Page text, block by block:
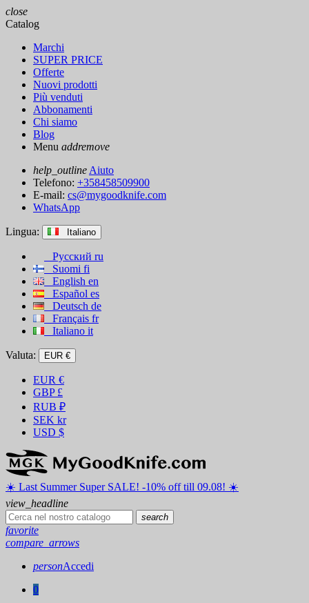
close
Catalog
Marchi
SUPER PRICE
Offerte
Nuovi prodotti
Più venduti
Abbonamenti
Chi siamo
Blog
Menu addremove
help_outline Aiuto
Telefono: +358458509900
E-mail: cs@mygoodknife.com
WhatsApp
Lingua: Italiano
Русский ru
Suomi fi
English en
Español es
Deutsch de
Français fr
Italiano it
Valuta: EUR €
EUR €
GBP £
RUB ₽
SEK kr
USD $
☀️ ️Last Summer Super SALE! -10% off till 09.08! ☀️
view_headline
search
favorite
compare_arrows
personAccedi
0